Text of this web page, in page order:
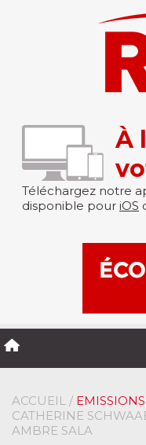
À
Téléchargez notre
disponible pour iOS
ACCUEIL / EMISSIONS
CATHERINE
AMBRE SALA